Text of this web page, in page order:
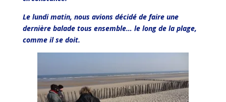
Le lundi matin, nous avions décidé de faire une
dernière balade tous ensemble… le long de la plage,
comme il se doit.